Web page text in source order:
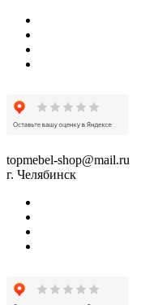
topmebel-shop@mail.ru
г. Челябинск